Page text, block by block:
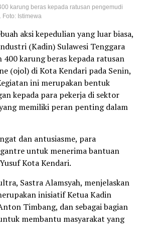
karung beras kepada ratusan pengemudi
Istimewa
aksi kepedulian yang luar biasa,
(Kadin) Sulawesi Tenggara
karung beras kepada ratusan
(ojol) di Kota Kendari pada Senin,
ini merupakan bentuk
kepada para pekerja di sektor
memiliki peran penting dalam
dan antusiasme, para
untuk menerima bantuan
Kota Kendari.
Sastra Alamsyah, menjelaskan
inisiatif Ketua Kadin
Timbang, dan sebagai bagian
membantu masyarakat yang